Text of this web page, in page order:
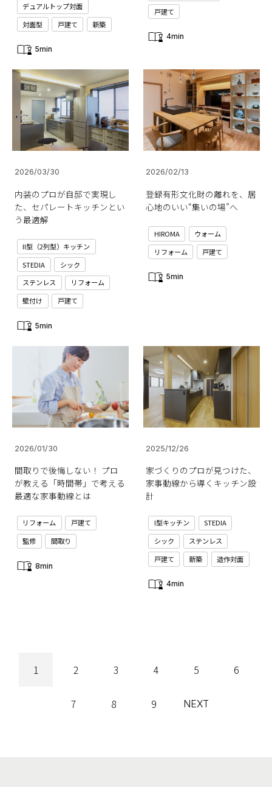
デュアルトップ対面
対面型
戸建て 新築
5min
戸建て
4min
2026/03/30
内装のプロが自邸で実現し
た、セパレートキッチンとい
う最適解
II型（2列型）キッチン
STEDIA
シック
ステンレス
リフォーム
壁付け
戸建て
5min
2026/02/13
登録有形文化財の離れを、居
心地のいい“集いの場”へ
HIROMA
ウォーム
リフォーム
戸建て
5min
2026/01/30
間取りで後悔しない！ プロ
が教える「時間帯」で考える
最適な家事動線とは
リフォーム
戸建て
監修
間取り
8min
2025/12/26
家づくりのプロが見つけた、
家事動線から導くキッチン設
計
I型キッチン
STEDIA
シック
ステンレス
戸建て
新築 造作対面
4min
1 2 3 4 5 6
7 8 9 NEXT